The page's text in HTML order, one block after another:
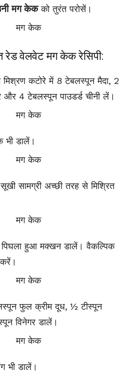
मग केकको तुरंत परोसें।
रेड वेलवेट मग केक रेसिपी:
कटोरे में 8 टेबलस्पून मैदा, 2
और 4 टेबलस्पून पाउडर्ड चीनी लें।
भी डालें।
सामग्री अच्छी तरह से मिश्रित
हुआ मक्खन डालें। वैकल्पिक
फुल क्रीम दूध, ½ टीस्पून
विनेगर डालें।
भी डालें।